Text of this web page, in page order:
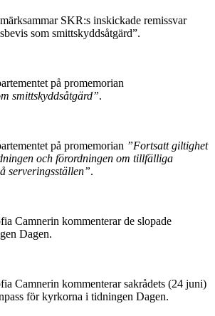
SKR:s inskickade remissvar
som smittskyddsåtgärd”.
på promemorian
smittskyddsåtgärd”.
på promemorian ”Fortsatt giltighet
och förordningen om tillfälliga
serveringsställen”.
Camnerin kommenterar de slopade
Dagen.
Camnerin kommenterar sakrådets (24 juni)
för kyrkorna i tidningen Dagen.